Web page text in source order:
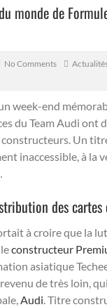
monde de
No Comments
week-end
du Team Audi ont
constructeurs. Un
inaccessible, à la
des cartes
à croire que la
constructeur
asiatique
de très loin,
Audi. Titre